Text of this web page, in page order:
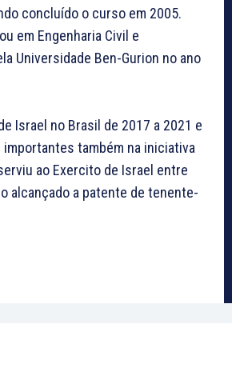
concluído o curso em 2005.
em Engenharia Civil e
Universidade Ben-Gurion no ano
Israel no Brasil de 2017 a 2021 e
também na iniciativa
ao Exercito de Israel entre
alcançado a patente de tenente-